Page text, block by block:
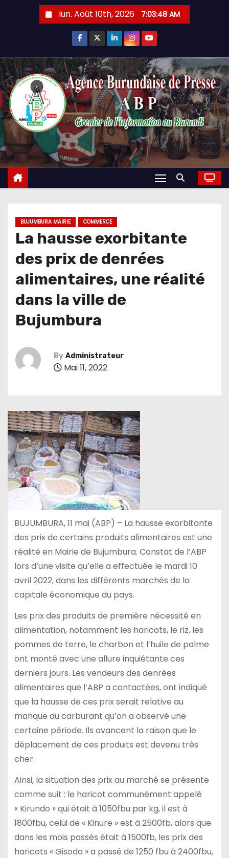
lun. Août 10th, 2026 7:03:49 AM
BUJUMBURA MAIRIE COMMERCE
La hausse exorbitante
des prix de denrées
alimentaires, une réalité
dans la ville de
Bujumbura
By Administrateur
Mai 11, 2022
BUJUMBURA, 11 mai (ABP) – La hausse exorbitante
des prix de certains produits alimentaires est une
réalité en Mairie de Bujumbura. Constat de l’ABP
lors d’une visite qu’elle a effectuée le mardi 10
avril 2022, dans les différents marchés de la
capitale économique du pays.
Les prix des produits de première nécessité en
alimentation, notamment les haricots, le riz, les
pommes de terre, le charbon et l’huile de palme
ont monté avec une allure inquiétante ces
derniers jours. Les vendeurs des denrées
alimentaires que l’ABP a contactées, ont indiqué
que la hausse de ces prix serait relative au
manque du carburant qu’on a observé une
certaine période. Ils avancent la raison que le
déplacement de ces produits est devenu très
cher.
Ainsi, la situation des prix au marché se présente
comme suit : le haricot communément appelé
« Kirundo » qui était à 1050fbu par kg, il est à
1800fbu, celui de « Kinure » est à 2500fb, alors que
dans les mois passés était à 1500fb, les prix des
haricots « Gisoda » a passé de 1250 fbu à 2400fbu,